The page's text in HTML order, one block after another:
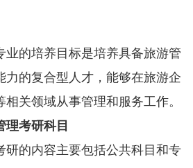
业的培养目标是培养具备旅游管
力的复合型人才，能够在旅游企
关领域从事管理和服务工作。
理考研科目
研的内容主要包括公共科目和专